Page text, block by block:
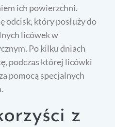
ich powierzchni.
odcisk, który posłuży do
licówek w
Po kilku dniach
podczas której licówki
pomocą specjalnych
z